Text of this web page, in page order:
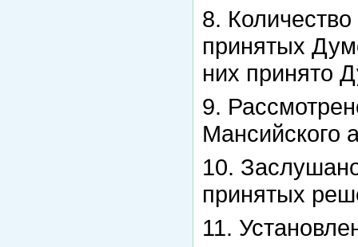
8.
принятых
них принято
9.
Мансийского
10.
принятых
11.